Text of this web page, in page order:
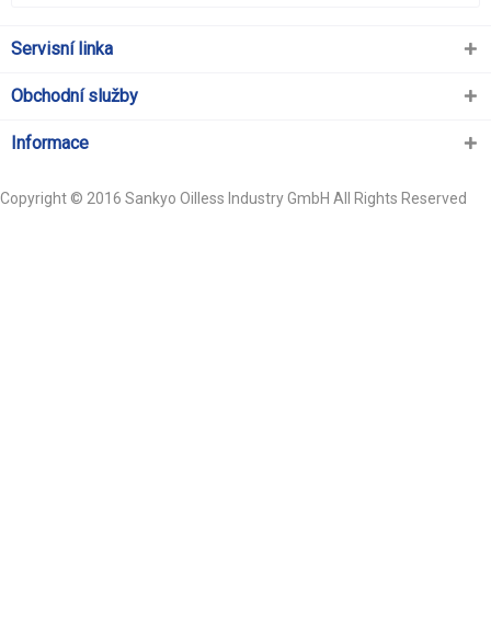
Servisní linka
Obchodní služby
Informace
Copyright © 2016 Sankyo Oilless Industry GmbH All Rights Reserved